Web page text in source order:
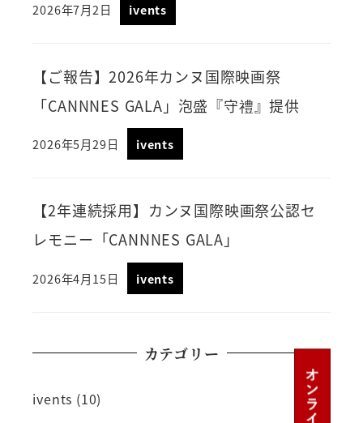
2026年7月2日 ivents
【ご報告】2026年カンヌ国際映画祭
「CANNNES GALA」泡盛『守禮』提供
2026年5月29日 ivents
【2年連続採用】カンヌ国際映画祭公認セ
レモニー「CANNNES GALA」
2026年4月15日 ivents
カテゴリー
ivents (10)